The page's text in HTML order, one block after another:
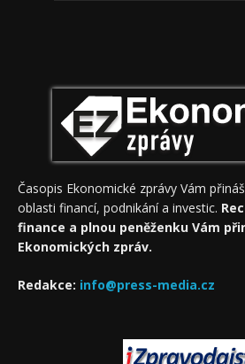
Časopis Ekonomické zprávy Vám
oblasti financí, podnikání a investic.
finance a plnou peněženku Vám
Ekonomických zpráv.
Redakce: info@press-media.cz